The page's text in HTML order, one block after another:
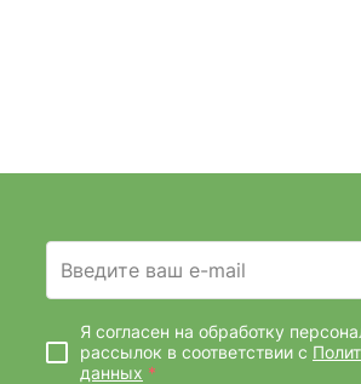
Введите ваш e-mail
Я согласен на обработку
рассылок в соответствии с
данных *